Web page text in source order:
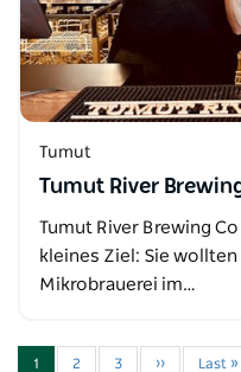
Tumut
Tumut River
Tumut River Brewing
kleines Ziel: Sie
Mikrobrauerei im…
1 2 3 ›› Last »